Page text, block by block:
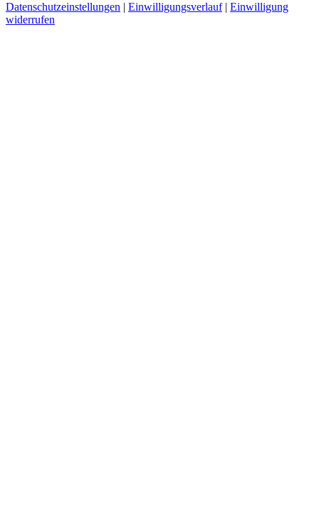
Datenschutzeinstellungen | Einwilligungsverlauf| Einwilligung
widerrufen